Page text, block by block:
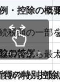
・控除の概
税額の一部
の特例
所得から最
得の特別控除
所得から最
クロールできます